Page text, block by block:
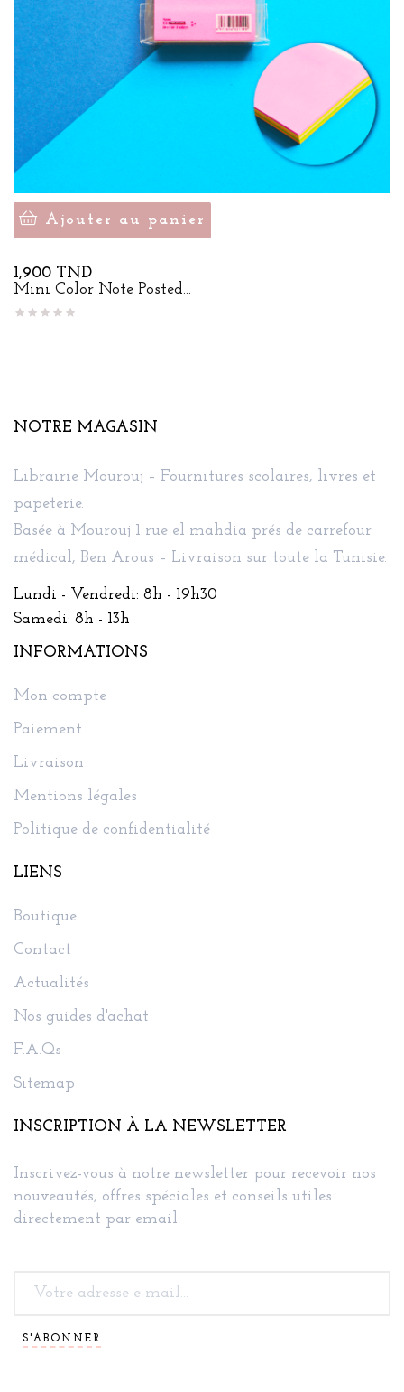
Ajouter au panier
Prix
1,900 TND
Mini Color Note Posted...
NOTRE MAGASIN
Librairie Mourouj – Fournitures scolaires, livres et
papeterie.
Basée à Mourouj 1 rue el mahdia prés de carrefour
médical, Ben Arous – Livraison sur toute la Tunisie.
Lundi - Vendredi: 8h - 19h30
Samedi: 8h - 13h
INFORMATIONS
Mon compte
Paiement
Livraison
Mentions légales
Politique de confidentialité
LIENS
Boutique
Contact
Actualités
Nos guides d'achat
F.A.Qs
Sitemap
INSCRIPTION À LA NEWSLETTER
Inscrivez-vous à notre newsletter pour recevoir nos
nouveautés, offres spéciales et conseils utiles
directement par email.
S'ABONNER